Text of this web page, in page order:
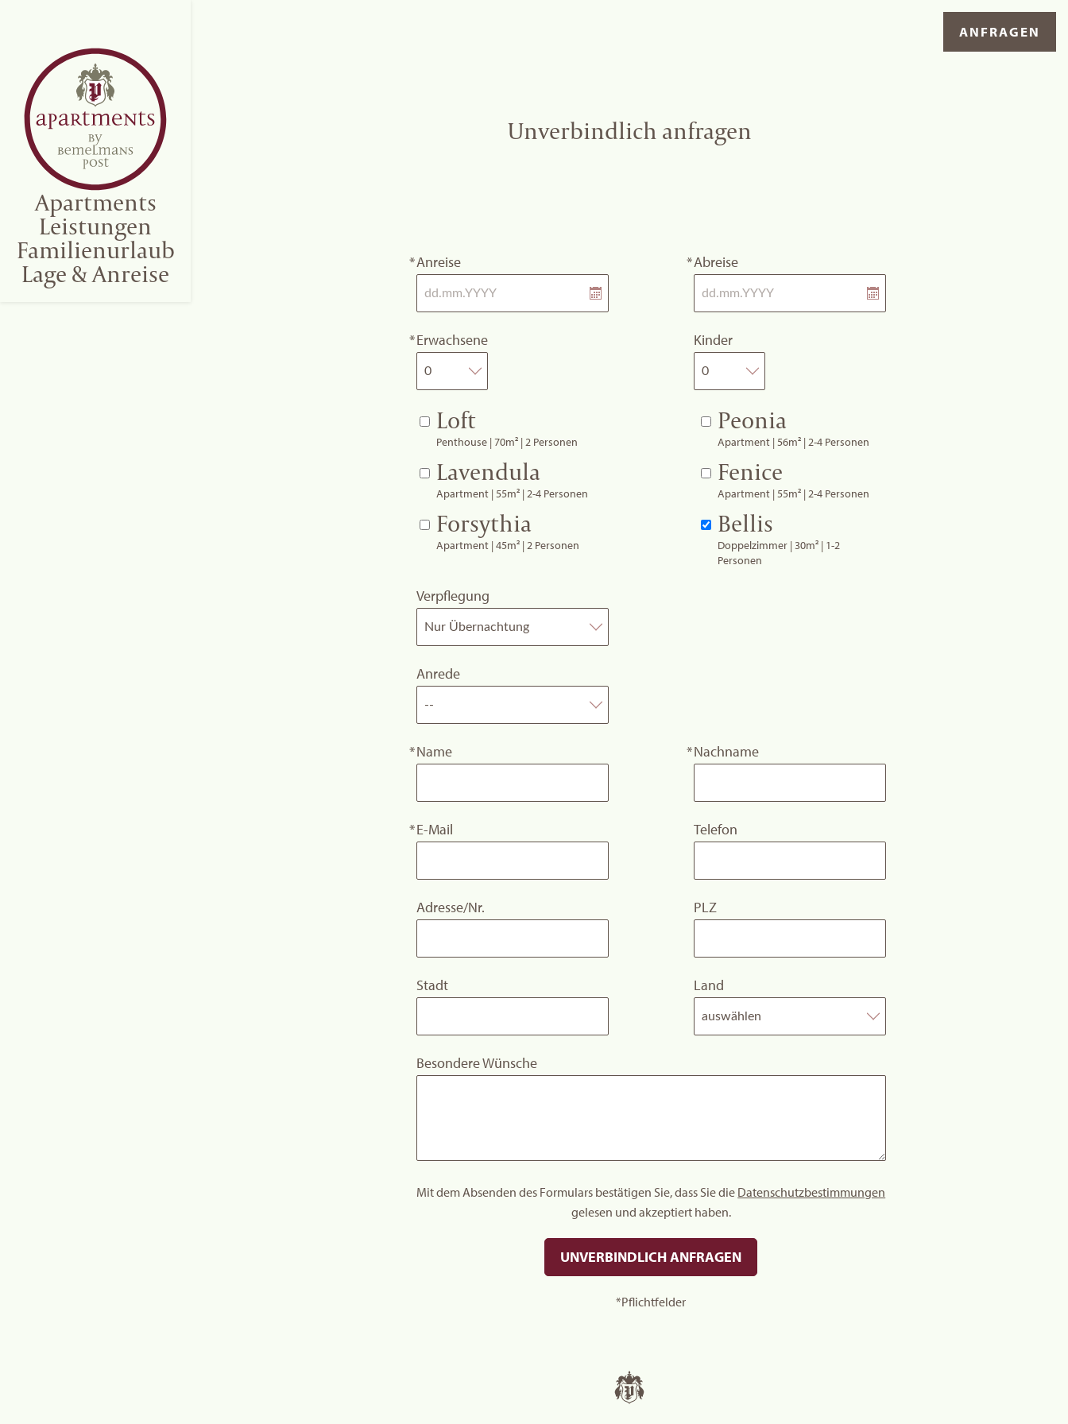
ANFRAGEN
Apartments
Leistungen
Familienurlaub
Lage & Anreise
Unverbindlich anfragen
Anreise Abreise
Erwachsene Kinder
Loft
Penthouse | 70m² | 2 Personen
Peonia
Apartment | 56m² | 2-4 Personen
Lavendula
Apartment | 55m² | 2-4 Personen
Fenice
Apartment | 55m² | 2-4 Personen
Forsythia
Apartment | 45m² | 2 Personen
Bellis
Doppelzimmer | 30m² | 1-2
Personen
Verpflegung
Anrede
Name Nachname
E-Mail Telefon
Adresse/Nr. PLZ
Stadt Land
Besondere Wünsche
Mit dem Absenden des Formulars bestätigen Sie, dass Sie die Datenschutzbestimmungen
gelesen und akzeptiert haben.
UNVERBINDLICH ANFRAGEN
*Pflichtfelder